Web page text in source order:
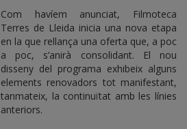
Com havíem anunciat, Filmoteca
Terres de Lleida inicia una nova etapa
en la que rellança una oferta que, a poc
a poc, s’anirà consolidant. El nou
disseny del programa exhibeix alguns
elements renovadors tot manifestant,
tanmateix, la continuïtat amb les línies
anteriors.